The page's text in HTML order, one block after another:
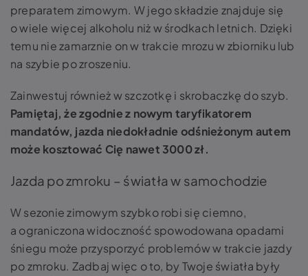
preparatem zimowym. W jego składzie znajduje się
o wiele więcej alkoholu niż w środkach letnich. Dzięki
temu nie zamarznie on w trakcie mrozu w zbiorniku lub
na szybie po zroszeniu.
Zainwestuj również w szczotkę i skrobaczkę do szyb.
Pamiętaj, że zgodnie z nowym taryfikatorem
mandatów, jazda niedokładnie odśnieżonym autem
może kosztować Cię nawet 3000 zł.
Jazda po zmroku – światła w samochodzie
W sezonie zimowym szybko robi się ciemno,
a ograniczona widoczność spowodowana opadami
śniegu może przysporzyć problemów w trakcie jazdy
po zmroku. Zadbaj więc o to, by Twoje światła były